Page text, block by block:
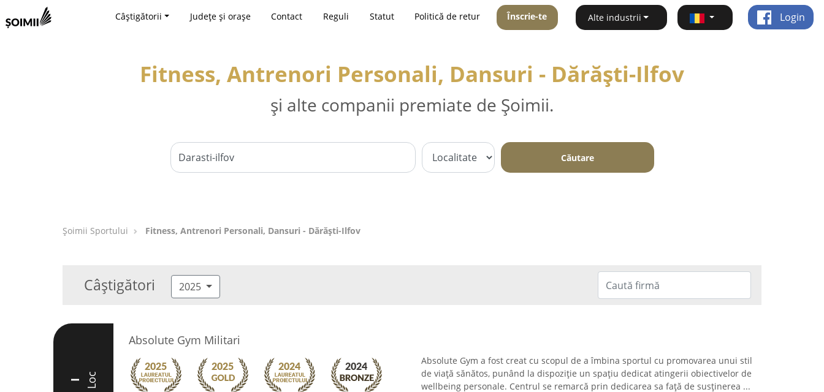
Câștigătorii Județe și orașe Contact Reguli Statut Politică de retur Înscrie-te Alte industrii Login
Fitness, Antrenori Personali, Dansuri - Dărăşti-Ilfov
și alte companii premiate de Șoimii.
Căutare
Șoimii Sportului Fitness, Antrenori Personali, Dansuri - Dărăşti-Ilfov
Câștigători 2025
I Loc
Absolute Gym Militari
Absolute Gym a fost creat cu scopul de a îmbina sportul cu promovarea unui stil
de viață sănătos, punând la dispoziție un spațiu dedicat atingerii obiectivelor de
wellbeing personale. Centrul se remarcă prin dedicarea sa față de susținerea ...